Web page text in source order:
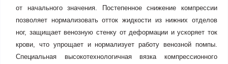
от начального значения. Постепенное снижение компрессии
позволяет нормализовать отток жидкости из нижних отделов
ног, защищает венозную стенку от деформации и ускоряет ток
крови, что упрощает и нормализует работу венозной помпы.
Специальная высокотехнологичная вязка компрессионного